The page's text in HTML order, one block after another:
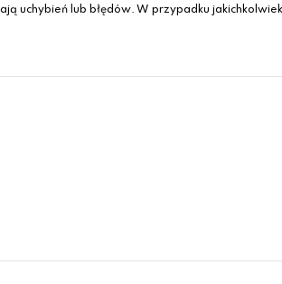
uchybień lub błędów. W przypadku